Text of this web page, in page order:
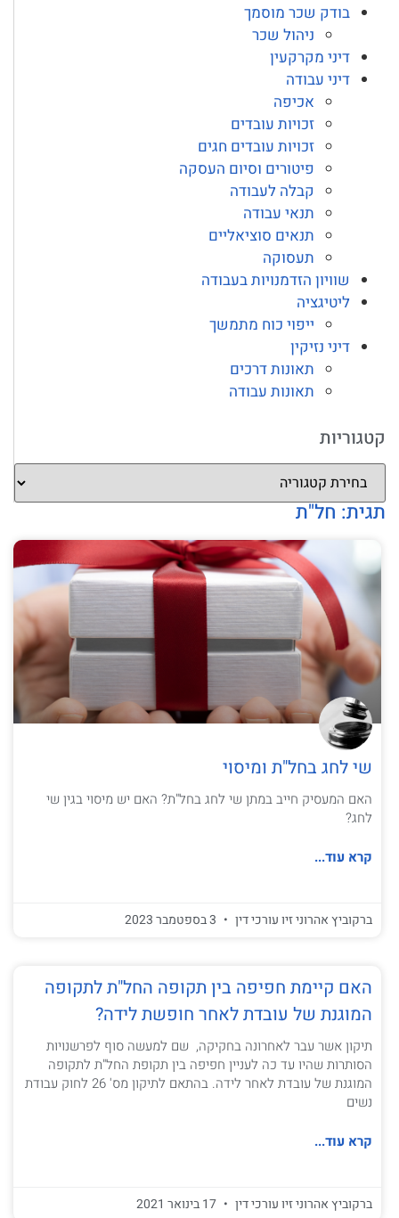
בודק שכר מוסמך
ניהול שכר
דיני מקרקעין
דיני עבודה
אכיפה
זכויות עובדים
זכויות עובדים חגים
פיטורים וסיום העסקה
קבלה לעבודה
תנאי עבודה
תנאים סוציאליים
תעסוקה
שוויון הזדמנויות בעבודה
ליטיגציה
ייפוי כוח מתמשך
דיני נזיקין
תאונות דרכים
תאונות עבודה
קטגוריות
תגית: חל"ת
שי לחג בחל"ת ומיסוי
האם המעסיק חייב במתן שי לחג בחל"ת? האם יש מיסוי בגין שי
לחג?
קרא עוד...
ברקוביץ אהרוני זיו עורכי דין
האם קיימת חפיפה בין תקופה החל"ת לתקופה
המוגנת של עובדת לאחר חופשת לידה?
תיקון אשר עבר לאחרונה בחקיקה, שם למעשה סוף לפרשנויות
הסותרות שהיו עד כה לעניין חפיפה בין תקופת החל"ת לתקופה
המוגנת של עובדת לאחר לידה. בהתאם לתיקון מס' 26 לחוק עבודת
נשים
קרא עוד...
ברקוביץ אהרוני זיו עורכי דין